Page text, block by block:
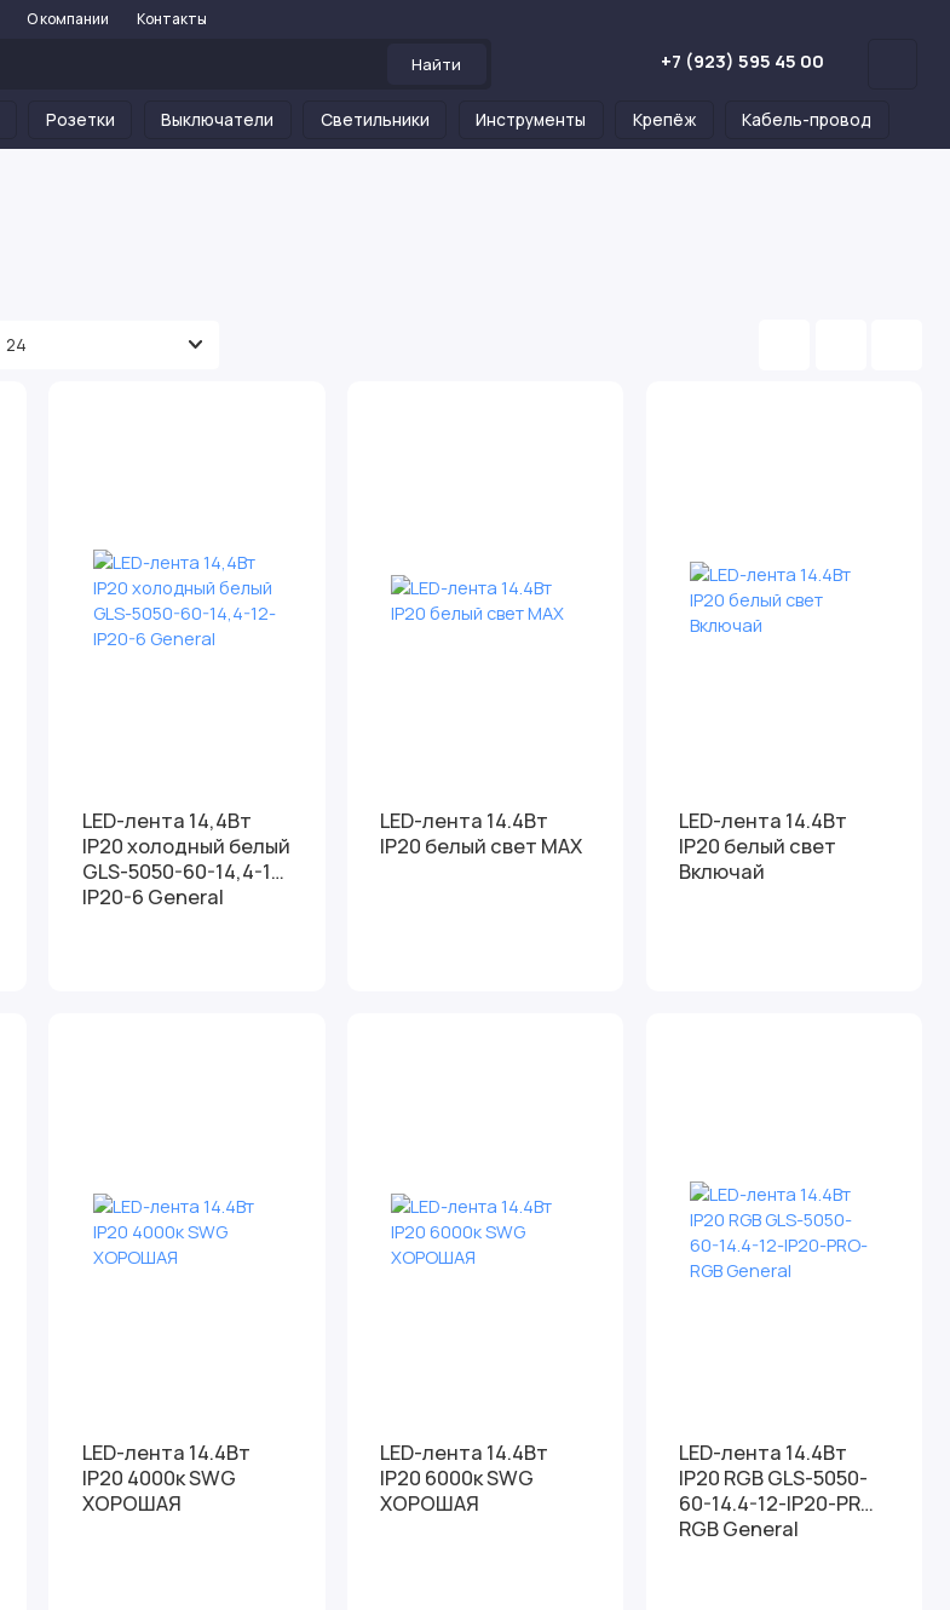
О компании Контакты
Найти +7 (923) 595 45 00
Розетки Выключатели Светильники Инструменты Крепёж Кабель-провод
LED-лента 14,4Вт
IP20 холодный белый
GLS-5050-60-14,4-12-
IP20-6 General
LED-лента 14.4Вт
IP20 белый свет MAX
LED-лента 14.4Вт
IP20 белый свет
Включай
LED-лента 14.4Вт
IP20 4000к SWG
ХОРОШАЯ
LED-лента 14.4Вт
IP20 6000к SWG
ХОРОШАЯ
LED-лента 14.4Вт
IP20 RGB GLS-5050-
60-14.4-12-IP20-PRO-
RGB General